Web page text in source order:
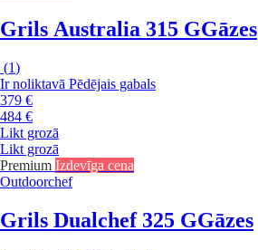
Grils Australia 315 GGāzes
(1)
Ir noliktavā Pēdējais gabals
379 €
484 €
Likt grozā
Likt grozā
Premium Izdevīga cena
Outdoorchef
Grils Dualchef 325 GGāzes